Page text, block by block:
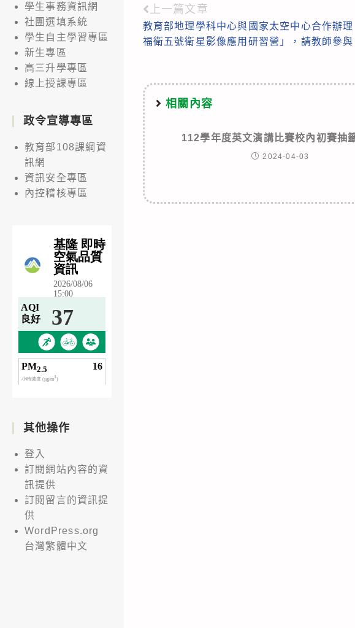
Read
more
上一篇文章
教育部地理學科中心與國家太空中心合作辦
福衛五號衛星影像應用研習營」，請教師參與
相關內容
112學年度英文演講比賽校內初賽抽
2024-04-03
學生事務資訊網
社團選填系統
學生自主學習專區
新生專區
高三升學專區
線上授課專區
政令宣導專區
教育部108課綱資
訊網
資訊安全專區
內控稽核專區
其他操作
登入
訂閱網站內容的資
訊提供
訂閱留言的資訊提
供
WordPress.org
台灣繁體中文